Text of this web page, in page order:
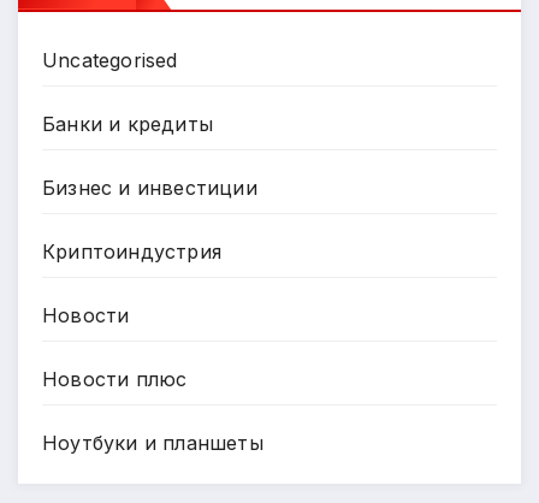
Uncategorised
Банки и кредиты
Бизнес и инвестиции
Криптоиндустрия
Новости
Новости плюс
Ноутбуки и планшеты